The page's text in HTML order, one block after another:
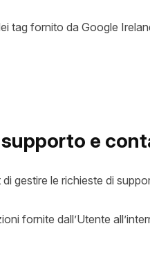
tag fornito da Google
e
gestire le richieste di
fornite dall’Utente